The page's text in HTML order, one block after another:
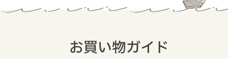
お買い物ガイド